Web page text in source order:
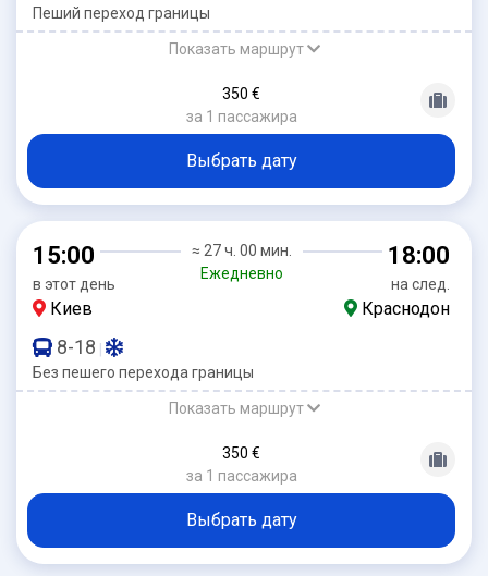
Пеший переход границы
Показать маршрут
350 €
за 1 пассажира
Выбрать дату
15:00
в этот день
≈ 27 ч. 00 мин.
Ежедневно
18:00
на след.
Киев Краснодон
8-18 |
Без пешего перехода границы
Показать маршрут
350 €
за 1 пассажира
Выбрать дату